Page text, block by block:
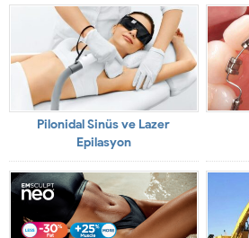
Pilonidal Sinüs ve Lazer
Epilasyon